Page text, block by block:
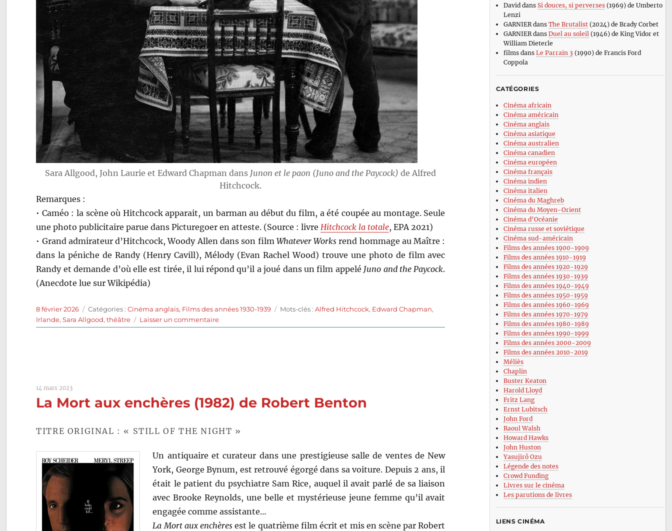
Sara Allgood, John Laurie et Edward Chapman dans Junon et le paon (Juno and the Paycock) de Alfred
Hitchcock.
Remarques :
• Caméo : la scène où Hitchcock apparait, un barman au début du film, a été coupée au montage. Seule
une photo publicitaire parue dans Picturegoer en atteste. (Source : livreHitchcock la totale, EPA 2021)
• Grand admirateur d’Hitchcock, Woody Allen dans son film Whatever Works rend hommage au Maître :
dans la péniche de Randy (Henry Cavill), Mélody (Evan Rachel Wood) trouve une photo de film avec
Randy et demande d’où elle est tirée, il lui répond qu’il a joué dans un film appelé Juno and the Paycock.
(Anecdote lue sur Wikipédia)
Publié
le
8 février 2026 Catégories
Catégories :Cinéma anglais, Films des années 1930-1939 Étiquettes
Mots-clés :Alfred Hitchcock, Edward Chapman,
Irlande,Sara Allgood,théâtre Laisser un commentairesur
Junon
Hitchcock
14 mars 2023
La Mort aux enchères (1982) de Robert Benton
TITRE ORIGINAL : « STILL OF THE NIGHT »
Un antiquaire et curateur dans une prestigieuse salle de ventes de New
York, George Bynum, est retrouvé égorgé dans sa voiture. Depuis 2 ans, il
était le patient du psychiatre Sam Rice, auquel il avait parlé de sa liaison
avec Brooke Reynolds, une belle et mystérieuse jeune femme qu’il avait
engagée comme assistante…
La Mort aux enchèresest le quatrième film écrit et mis en scène par Robert
David dans Si douces, si perverses(1969) de Umberto
Lenzi
GARNIERdans The Brutalist(2024) de Brady Corbet
GARNIERdans Duel au soleil (1946) de King Vidor et
William Dieterle
filmsdans Le Parrain 3 (1990) de Francis Ford
Coppola
CATÉGORIES
Cinéma africain
Cinéma américain
Cinéma anglais
Cinéma asiatique
Cinéma australien
Cinéma canadien
Cinéma européen
Cinéma français
Cinéma indien
Cinéma italien
Cinéma du Maghreb
Cinéma du Moyen-Orient
Cinéma d’Océanie
Cinéma russe et soviétique
Cinéma sud-américain
Films des années 1900-1909
Films des années 1910-1919
Films des années 1920-1929
Films des années 1930-1939
Films des années 1940-1949
Films des années 1950-1959
Films des années 1960-1969
Films des années 1970-1979
Films des années 1980-1989
Films des années 1990-1999
Films des années 2000-2009
Films des années 2010-2019
Méliès
Chaplin
Buster Keaton
Harold Lloyd
Fritz Lang
Ernst Lubitsch
John Ford
Raoul Walsh
Howard Hawks
John Huston
Yasujirô Ozu
Légende des notes
Crowd Funding
Livres sur le cinéma
Les parutions de livres
LIENS CINÉMA